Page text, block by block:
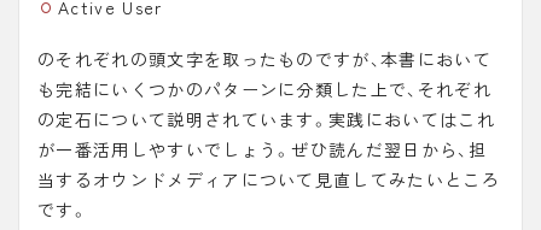
Active User
のそれぞれの頭文字を取ったものですが、本書において
も完結にいくつかのパターンに分類した上で、それぞれ
の定石について説明されています。実践においてはこれ
が一番活用しやすいでしょう。ぜひ読んだ翌日から、担
当するオウンドメディアについて見直してみたいところ
です。